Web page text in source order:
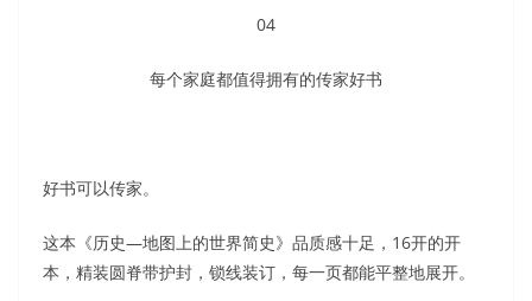
04
每个家庭都值得拥有的传家好书
好书可以传家。
这本《历史—地图上的世界简史》品质感十足，16开的开
本，精装圆脊带护封，锁线装订，每一页都能平整地展开。